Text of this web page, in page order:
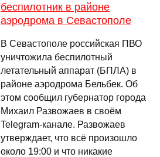
беспилотник в районе
аэродрома в Севастополе
В Севастополе российская ПВО
уничтожила беспилотный
летательный аппарат (БПЛА) в
районе аэродрома Бельбек. Об
этом сообщил губернатор города
Михаил Развожаев в своём
Telegram-канале. Развожаев
утверждает, что всё произошло
около 19:00 и что никакие